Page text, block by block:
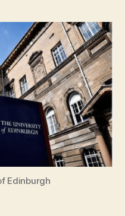
Info
Kuliah
Jenjang
S1
Edinburgh